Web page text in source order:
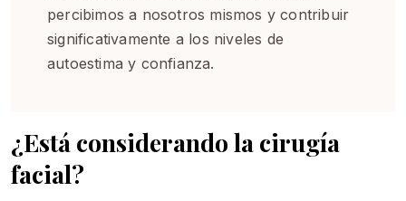
percibimos a nosotros mismos y contribuir
significativamente a los niveles de
autoestima y confianza.
¿Está considerando la cirugía
facial?